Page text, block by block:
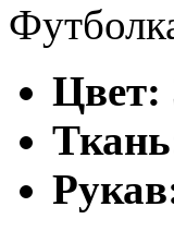
Цвет: